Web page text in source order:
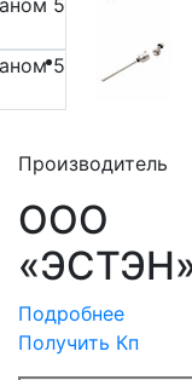
Производитель
ООО
Подробнее
Получить Кп